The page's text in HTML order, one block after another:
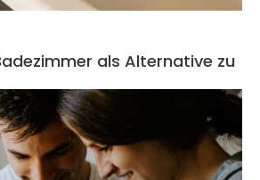
als Alternative zu